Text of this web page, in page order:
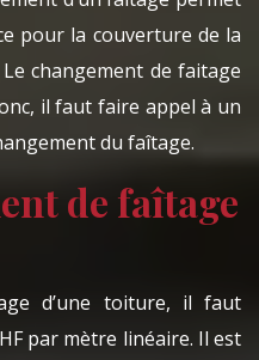
pour la couverture de la
changement de faitage
il faut faire appel à un
du faîtage.
de faîtage
d’une toiture, il faut
par mètre linéaire. Il est